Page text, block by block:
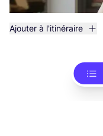
Ajouter à l'itinéraire